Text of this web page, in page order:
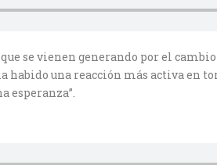
se vienen generando por el
una reacción más activa en
esperanza”.